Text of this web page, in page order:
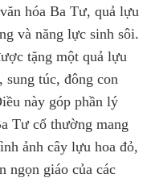
hóa Ba Tư, quả lựu
và năng lực sinh sôi.
tặng một quả lựu
túc, đông con
này góp phần lý
Tư cổ thường mang
ảnh cây lựu hoa đỏ,
ngọn giáo của các